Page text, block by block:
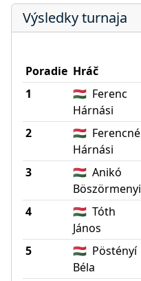
Výsledky turnaja
Poradie Hráč
1
🇭🇺 Ferenc
Hárnási
2 🇭🇺 Ferencné
Hárnási
3 🇭🇺 Anikó
Böszörmenyi
4 🇭🇺 Tóth
János
5 🇭🇺 Pöstényí
Béla